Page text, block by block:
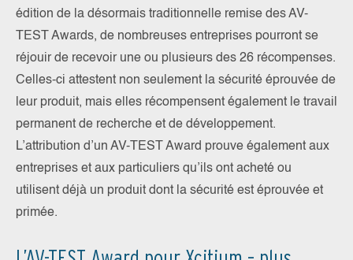
édition de la désormais traditionnelle remise des AV-
TEST Awards, de nombreuses entreprises pourront se
réjouir de recevoir une ou plusieurs des 26 récompenses.
Celles-ci attestent non seulement la sécurité éprouvée de
leur produit, mais elles récompensent également le travail
permanent de recherche et de développement.
L’attribution d’un AV-TEST Award prouve également aux
entreprises et aux particuliers qu’ils ont acheté ou
utilisent déjà un produit dont la sécurité est éprouvée et
primée.